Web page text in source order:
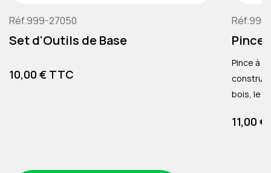
Réf.999-27050
Set d'Outils de Base
Prix
10,00 € TTC
Pince
Pince à
construction
bois, le
Env. 18cm
Prix
11,00